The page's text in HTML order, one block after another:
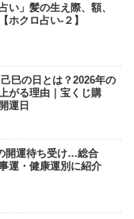
い」髪の生え際、額、
ホクロ占い‐２】
巳の日とは？2026年の
がる理由｜宝くじ購
運日
開運待ち受け…総合
運・健康運別に紹介